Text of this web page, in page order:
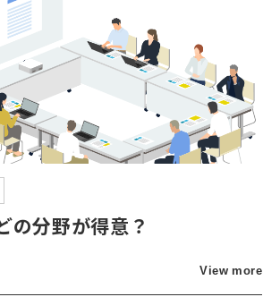
の分野が得意？
View more